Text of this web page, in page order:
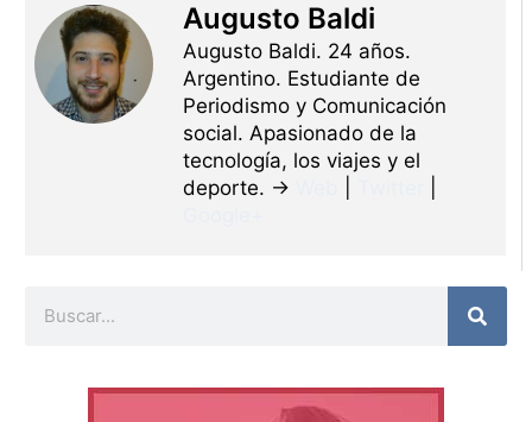
Augusto Baldi
Augusto Baldi. 24 años.
Argentino. Estudiante de
Periodismo y Comunicación
social. Apasionado de la
tecnología, los viajes y el
deporte. →